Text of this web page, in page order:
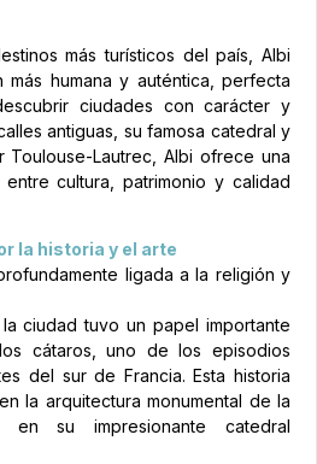
más turísticos del país, Albi
más humana y auténtica, perfecta
ciudades con carácter y
antiguas, su famosa catedral y
Lautrec, Albi ofrece una
cultura, patrimonio y calidad
la historia y el arte
ligada a la religión y
ciudad tuvo un papel importante
cátaros, uno de los episodios
del sur de Francia. Esta historia
la arquitectura monumental de la
en su impresionante catedral